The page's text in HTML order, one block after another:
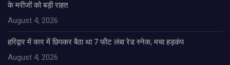
के मरीजों को बड़ी राहत
August 4, 2026
हरिद्वार में कार में छिपकर बैठा था 7 फीट लंबा रेड स्नेक, मचा हड़कंप
August 4, 2026